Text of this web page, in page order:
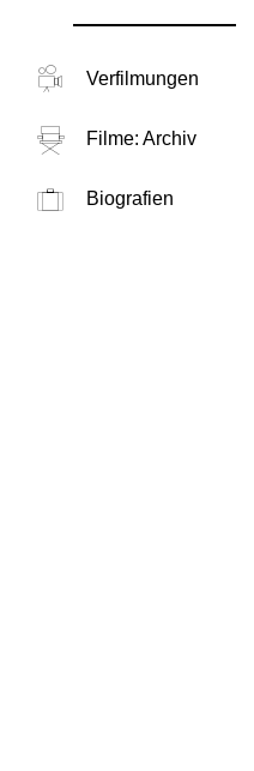
Verfilmungen
Filme: Archiv
Biografien